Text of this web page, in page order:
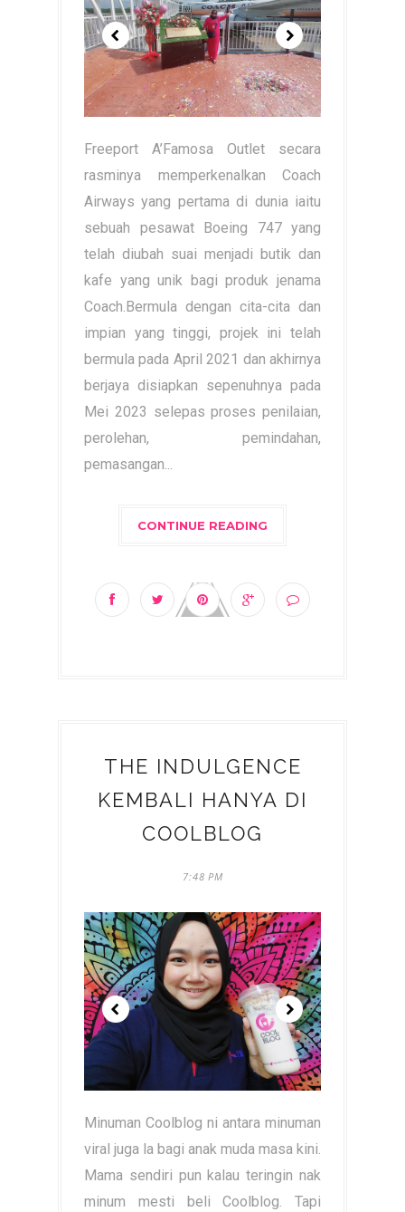
Freeport A’Famosa Outlet secara
rasminya memperkenalkan Coach
Airways yang pertama di dunia iaitu
sebuah pesawat Boeing 747 yang
telah diubah suai menjadi butik dan
kafe yang unik bagi produk jenama
Coach.Bermula dengan cita-cita dan
impian yang tinggi, projek ini telah
bermula pada April 2021 dan akhirnya
berjaya disiapkan sepenuhnya pada
Mei 2023 selepas proses penilaian,
perolehan, pemindahan,
pemasangan...
CONTINUE READING
THE INDULGENCE
KEMBALI HANYA DI
COOLBLOG
7:48 PM
Minuman Coolblog ni antara minuman
viral juga la bagi anak muda masa kini.
Mama sendiri pun kalau teringin nak
minum mesti beli Coolblog. Tapi